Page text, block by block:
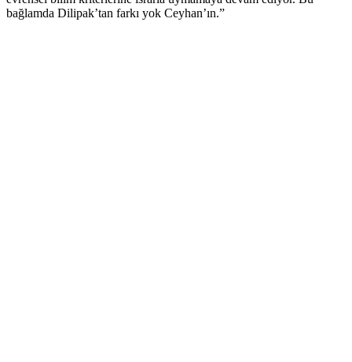
bağlamda Dilipak’tan farkı yok Ceyhan’ın.”